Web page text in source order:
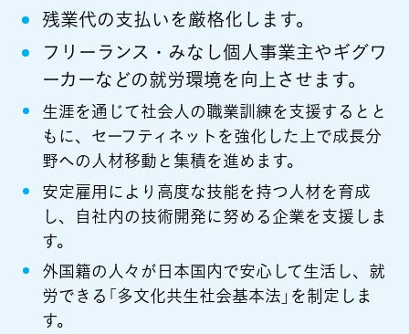
残業代の支払いを厳格化します。
フリーランス・みなし個人事業主やギグワ
ーカーなどの就労環境を向上させます。
生涯を通じて社会人の職業訓練を支援するとと
もに、セーフティネットを強化した上で成長分
野への人材移動と集積を進めます。
安定雇用により高度な技能を持つ人材を育成
し、自社内の技術開発に努める企業を支援しま
す。
外国籍の人々が日本国内で安心して生活し、就
労できる「多文化共生社会基本法」を制定しま
す。